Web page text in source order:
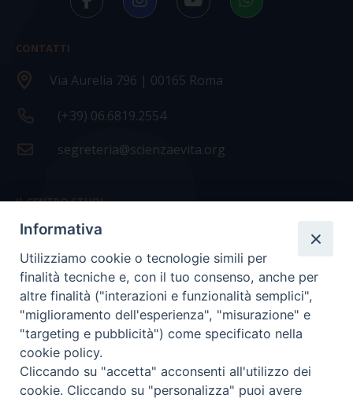
CONTATTI
Via Aurelia 796 | 00165 Roma
(+39) 06.6819.2554
segreteria@scienzaevita.org
IL CENTRO STUDI
La nostra storia
Statuto
Presidenza e ufficio presidenza
Consiglio scientifico
Coordinamento nazionale
Informativa
Utilizziamo cookie o tecnologie simili per
finalità tecniche e, con il tuo consenso, anche per
altre finalità ("interazioni e funzionalità semplici",
"miglioramento dell'esperienza", "misurazione" e
"targeting e pubblicità") come specificato nella
cookie policy.
Cliccando su "accetta" acconsenti all'utilizzo dei
cookie. Cliccando su "personalizza" puoi avere